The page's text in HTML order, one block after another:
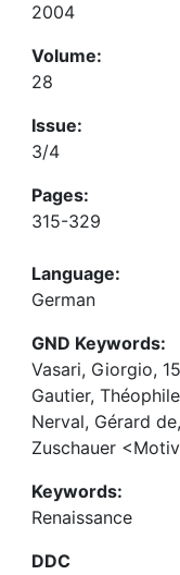
2004
Volume:
28
Issue:
3/4
Pages:
315-329
Language:
German
GND Keywords:
Vasari, Giorgio,
Gautier,
Nerval, Gérard
Zuschauer
Keywords:
Renaissance
DDC